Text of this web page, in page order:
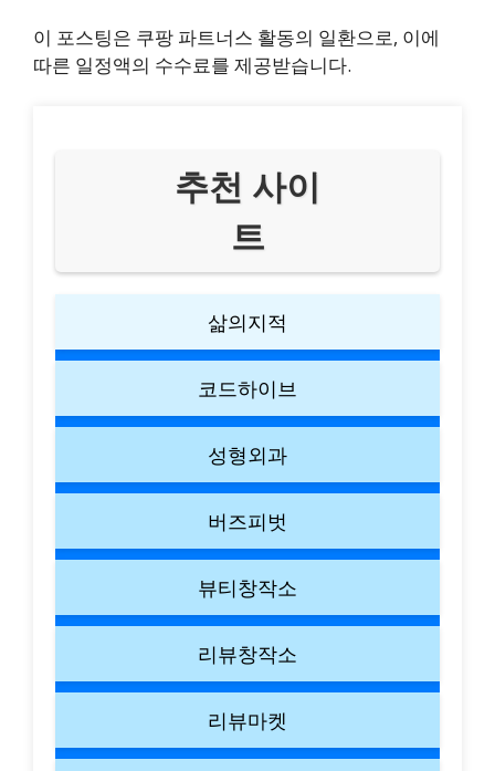
이 포스팅은 쿠팡 파트너스 활동의 일환으로, 이에
따른 일정액의 수수료를 제공받습니다.
추천 사이
트
삶의지적
코드하이브
성형외과
버즈피벗
뷰티창작소
리뷰창작소
리뷰마켓